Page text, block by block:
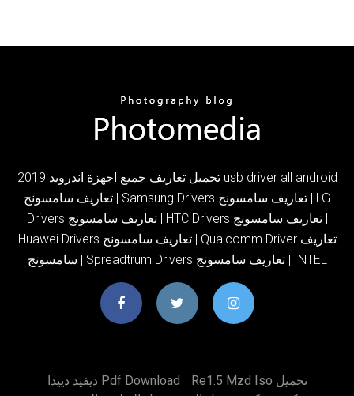
تحميل تعاريف جميع اجهزة اندرويد 2019 usb driver all android
تعاريف سامسونج | Samsung Drivers تعاريف سامسونج | LG
Drivers تعاريف سامسونج | HTC Drivers تعاريف سامسونج |
Huawei Drivers تعاريف سامسونج | Qualcomm Driver تعاريف
سامسونج | Spreadtrum Drivers تعاريف سامسونج | INTEL
ديفيد دييدا Pdf Download
Re1.5 Mzd Iso تحميل